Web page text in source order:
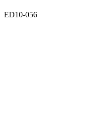
ED10-056